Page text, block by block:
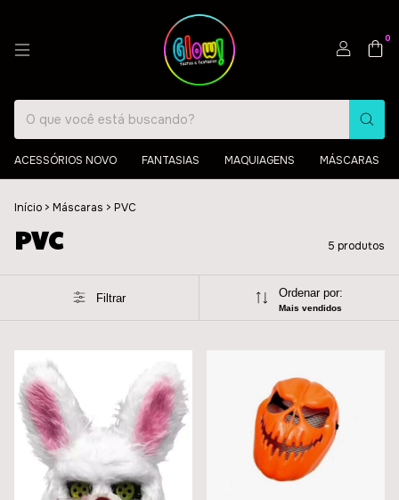
0
ACESSÓRIOS NOVO FANTASIAS MAQUIAGENS MÁSCARAS
Início > Máscaras > PVC
PVC 5 produtos
Filtrar Ordenar por:
Mais vendidos